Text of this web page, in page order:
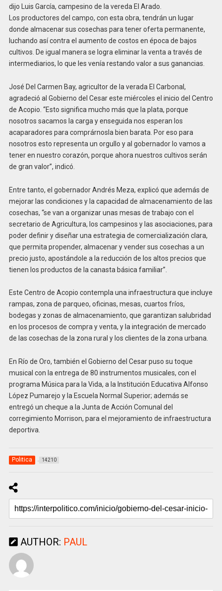
dijo Luis García, campesino de la vereda El Arado.
Los productores del campo, con esta obra, tendrán un lugar
donde almacenar sus cosechas para tener oferta permanente,
luchando así contra el aumento de costos en época de bajos
cultivos. De igual manera se logra eliminar la venta a través de
intermediarios, lo que les venía restando valor a sus ganancias.
José Del Carmen Bay, agricultor de la verada El Carbonal,
agradeció al Gobierno del Cesar este miércoles el inicio del Centro
de Acopio. “Esto significa mucho más que la plata, porque
nosotros sacamos la carga y enseguida nos esperan los
acaparadores para comprárnosla bien barata. Por eso para
nosotros esto representa un orgullo y al gobernador lo vamos a
tener en nuestro corazón, porque ahora nuestros cultivos serán
de gran valor”, indicó.
Entre tanto, el gobernador Andrés Meza, explicó que además de
mejorar las condiciones y la capacidad de almacenamiento de las
cosechas, “se van a organizar unas mesas de trabajo con el
secretario de Agricultura, los campesinos y las asociaciones, para
poder definir y diseñar una estrategia de comercialización clara,
que permita propender, almacenar y vender sus cosechas a un
precio justo, apostándole a la reducción de los altos precios que
tienen los productos de la canasta básica familiar”.
Este Centro de Acopio contempla una infraestructura que incluye
rampas, zona de parqueo, oficinas, mesas, cuartos fríos,
bodegas y zonas de almacenamiento, que garantizan salubridad
en los procesos de compra y venta, y la integración de mercado
de las cosechas de la zona rural y los clientes de la zona urbana.
En Río de Oro, también el Gobierno del Cesar puso su toque
musical con la entrega de 80 instrumentos musicales, con el
programa Música para la Vida, a la Institución Educativa Alfonso
López Pumarejo y la Escuela Normal Superior; además se
entregó un cheque a la Junta de Acción Comunal del
corregimiento Morrison, para el mejoramiento de infraestructura
deportiva.
Politica 14210
AUTHOR: PAUL